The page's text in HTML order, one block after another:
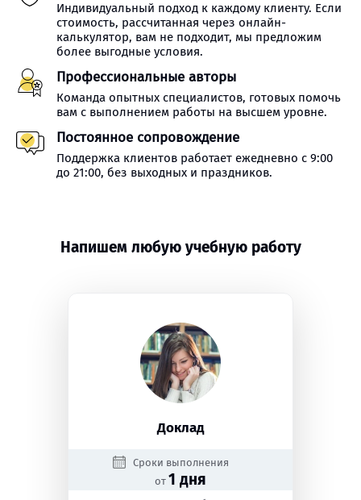
Индивидуальный подход к каждому клиенту. Если
стоимость, рассчитанная через онлайн-
калькулятор, вам не подходит, мы предложим
более выгодные условия.
Профессиональные авторы
Команда опытных специалистов, готовых помочь
вам с выполнением работы на высшем уровне.
Постоянное сопровождение
Поддержка клиентов работает ежедневно с 9:00
до 21:00, без выходных и праздников.
Напишем любую учебную работу
Доклад
Сроки выполнения
от 1 дня